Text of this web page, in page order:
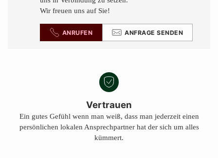
Wir freuen uns auf Sie!
ANRUFEN ANFRAGE SENDEN
Vertrauen
Ein gutes Gefühl wenn man weiß, dass man jederzeit einen
persönlichen lokalen Ansprechpartner hat der sich um alles
kümmert.